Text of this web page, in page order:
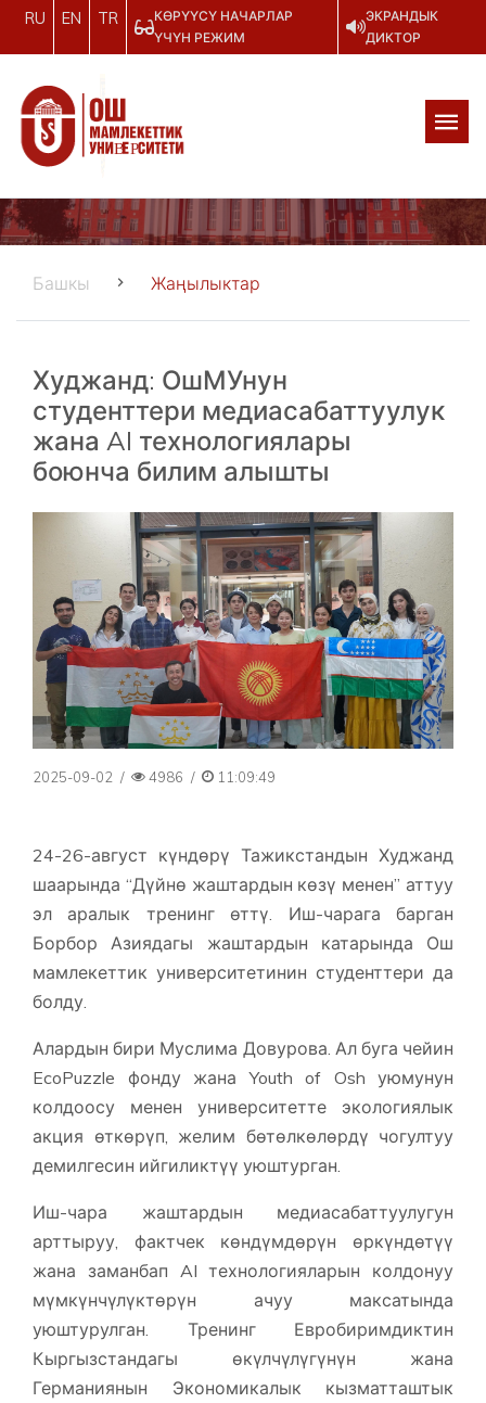
RU EN TR
КӨРҮҮСҮ НАЧАРЛАР
ҮЧҮН РЕЖИМ
ЭКРАНДЫК
ДИКТОР
Башкы Жаңылыктар
Худжанд: ОшМУнун
студенттери медиасабаттуулук
жана AI технологиялары
боюнча билим алышты
2025-09-02 / 4986 / 11:09:49
24-26-август күндөрү Тажикстандын Худжанд
шаарында “Дүйнө жаштардын көзү менен” аттуу
эл аралык тренинг өттү. Иш-чарага барган
Борбор Азиядагы жаштардын катарында Ош
мамлекеттик университетинин студенттери да
болду.
Алардын бири Муслима Довурова. Ал буга чейин
EcoPuzzle фонду жана Youth of Osh уюмунун
колдоосу менен университетте экологиялык
акция өткөрүп, желим бөтөлкөлөрдү чогултуу
демилгесин ийгиликтүү уюштурган.
Иш-чара жаштардын медиасабаттуулугун
арттыруу, фактчек көндүмдөрүн өркүндөтүү
жана заманбап AI технологияларын колдонуу
мүмкүнчүлүктөрүн ачуу максатында
уюштурулган. Тренинг Евробиримдиктин
Кыргызстандагы өкүлчүлүгүнүн жана
Германиянын Экономикалык кызматташтык